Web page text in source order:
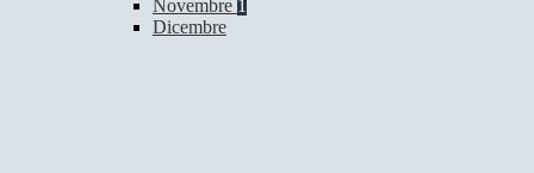
Novembre 1
Dicembre